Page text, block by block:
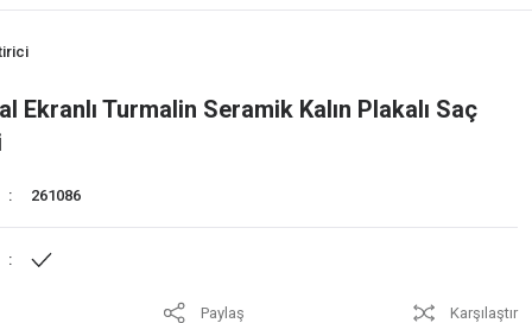
Ekranlı Turmalin Seramik Kalın Plakalı Saç
261086
Paylaş Karşılaştır